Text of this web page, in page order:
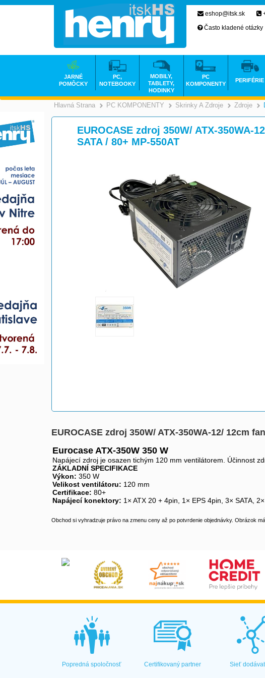
Hlavná Strana >
PC KOMPONENTY >
Skrinky A Zdroje Zdroje
EUROCASE zdroj 350W/ ATX-350WA-
SATA / 80+ MP-550AT
EUROCASE zdroj 350W/ ATX-350WA-12/ 12cm
Eurocase ATX-350W 350 W
Napájecí zdroj je osazen tichým 120 mm ventilátorem. Účinnost
ZÁKLADNÍ SPECIFIKACE
Výkon: 350 W
Velikost ventilátoru: 120 mm
Certifikace: 80+
Napájecí konektory: 1× ATX 20 + 4pin, 1× EPS 4pin, 3× SATA,
Obchod si vyhradzuje právo na zmenu ceny až po potvrdenie objednávky. Obrázok
eshop@itsk.sk
Často kladené otázky
JARNÉ
POMÔCKY
PC,
NOTEBOOKY
MOBILY,
TABLETY,
HODINKY
PC
KOMPONENTY
PERIFÉRIE
Popredná spoločnosť Certifikovaný partner Sieť